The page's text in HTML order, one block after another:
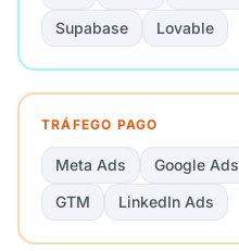
Supabase
Lovable
TRÁFEGO PAGO
Meta Ads Google Ads
GTM
LinkedIn Ads